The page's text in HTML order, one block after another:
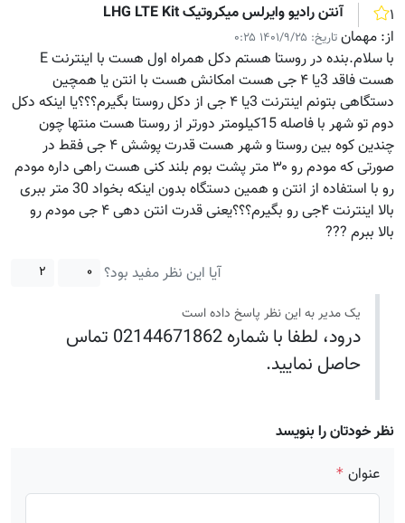
۱
آنتن رادیو وایرلس میکروتیک LHG LTE Kit
از: مهمانتاریخ: ۱۴۰۱/۹/۲۵ ۰:۲۵
با سلام.بنده در روستا هستم دکل همراه اول هست با اینترنت E
هست فاقد 3یا ۴ جی هست امکانش هست با انتن یا همچین
دستگاهی بتونم اینترنت 3یا ۴ جی از دکل روستا بگیرم؟؟؟یا اینکه دکل
دوم تو شهر با فاصله 15کیلومتر دورتر از روستا هست منتها چون
چندین کوه بین روستا و شهر هست قدرت پوشش ۴ جی فقط در
صورتی که مودم رو ۳۰ متر پشت بوم بلند کنی هست راهی داره مودم
رو با استفاده از انتن و همین دستگاه بدون اینکه بخواد 30 متر ببری
بالا اینترنت ۴جی رو بگیرم؟؟؟یعنی قدرت انتن دهی ۴ جی مودم رو
بالا ببرم ???
آیا این نظر مفید بود؟
۰ ۲
یک مدیر به این نظر پاسخ داده است
درود، لطفا با شماره 02144671862 تماس
حاصل نمایید.
نظر خودتان را بنویسد
عنوان *